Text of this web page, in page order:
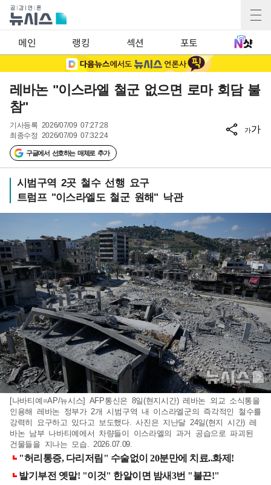
메인 랭킹 섹션 포토
레바논 "이스라엘 철군 없으면 로마 회담 불
참"
기사등록 2026/07/09 07:27:28
최종수정 2026/07/09 07:32:24
구글에서 선호하는 매체로 추가
가가
시범구역 2곳 철수 선행 요구
트럼프 "이스라엘도 철군 원해" 낙관
[나바티예=AP/뉴시스] AFP통신은 8일(현지시간) 레바논 외교 소식통을
인용해 레바논 정부가 2개 시범구역 내 이스라엘군의 즉각적인 철수를
강력히 요구하고 있다고 보도했다. 사진은 지난달 24일(현지 시간) 레
바논 남부 나바티예에서 차량들이 이스라엘의 과거 공습으로 파괴된
건물들을 지나는 모습. 2026.07.09.